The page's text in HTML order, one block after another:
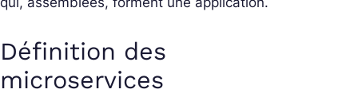
Définition des
microservices